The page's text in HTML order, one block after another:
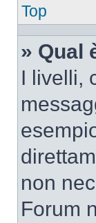
Top
» Qual
I livelli,
non
Forum